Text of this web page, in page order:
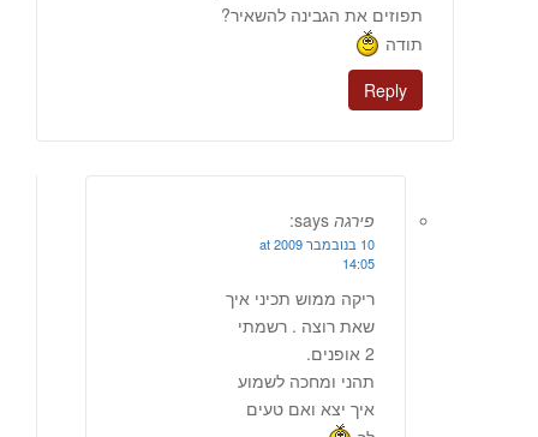
תפוזים את הגבינה להשאיר?
תודה
Reply
פירגה says:
10 בנובמבר 2009 at
14:05
ריקה ממוש תכיני איך
שאת רוצה . רשמתי
2 אופנים.
תהני ומחכה לשמוע
איך יצא ואם טעים